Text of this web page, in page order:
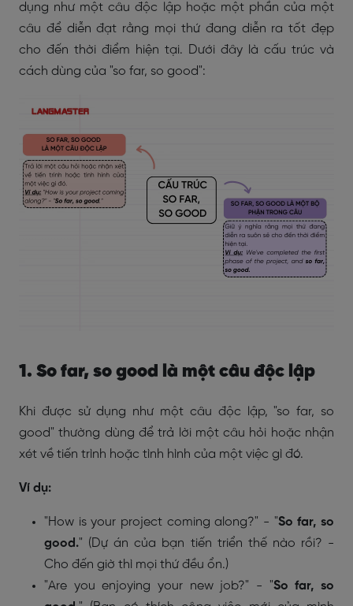
dụng như một câu độc lập hoặc một phần của một
câu để diễn đạt rằng mọi thứ đang diễn ra tốt đẹp
cho đến thời điểm hiện tại. Dưới đây là cấu trúc và
cách dùng của "so far, so good":
1. So far, so good là một câu độc lập
Khi được sử dụng như một câu độc lập, "so far, so
good" thường dùng để trả lời một câu hỏi hoặc nhận
xét về tiến trình hoặc tình hình của một việc gì đó.
Ví dụ:
"How is your project coming along?" - "So far, so
good." (Dự án của bạn tiến triển thế nào rồi? -
Cho đến giờ thì mọi thứ đều ổn.)
"Are you enjoying your new job?" - "So far, so